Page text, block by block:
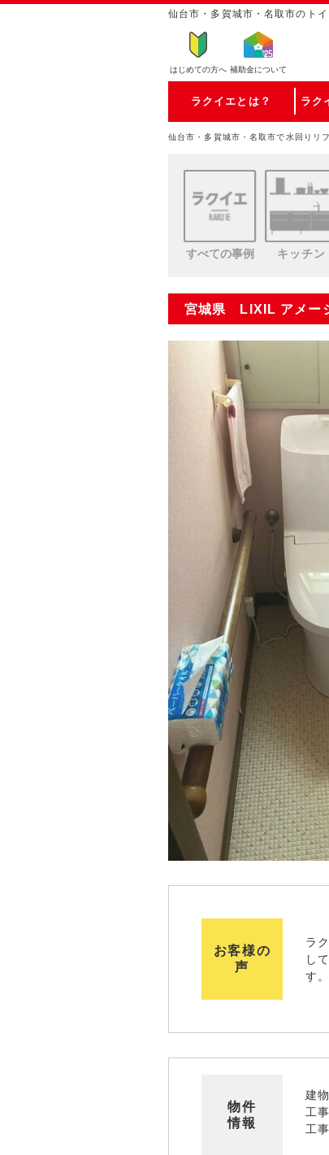
仙台市・多賀城市・名取市のト
はじめての方へ 補助金について
ラクイエとは？ ラク
仙台市・多賀城市・名取市で水回りリ
すべての事例 キッチン
宮城県 LIXIL アメー
お客様の
声
ラ
し
す。
物件
情報
建
工
工